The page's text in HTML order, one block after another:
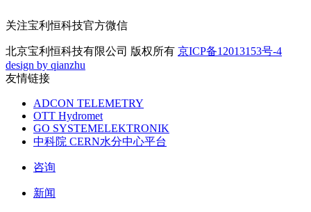
关注宝利恒科技官方微信
北京宝利恒科技有限公司 版权所有 京ICP备12013153号-4
design by qianzhu
友情链接
ADCON TELEMETRY
OTT Hydromet
GO SYSTEMELEKTRONIK
中科院 CERN水分中心平台
咨询
新闻